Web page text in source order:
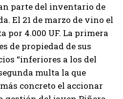
parte del inventario de
El 21 de marzo de vino el
por 4.000 UF. La primera
de propiedad de sus
“inferiores a los del
multa la que
concreto el accionar